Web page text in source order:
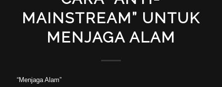
MAINSTREAM” UNTUK
MENJAGA ALAM
“Menjaga Alam”